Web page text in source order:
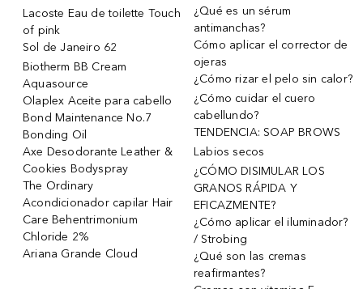
Lacoste Eau de toilette Touch
of pink
Sol de Janeiro 62
Biotherm BB Cream
Aquasource
Olaplex Aceite para cabello
Bond Maintenance No.7
Bonding Oil
Axe Desodorante Leather &
Cookies Bodyspray
The Ordinary
Acondicionador capilar Hair
Care Behentrimonium
Chloride 2%
Ariana Grande Cloud
¿Qué es un sérum
antimanchas?
Cómo aplicar el corrector de
ojeras
¿Cómo rizar el pelo sin calor?
¿Cómo cuidar el cuero
cabellundo?
TENDENCIA: SOAP BROWS
Labios secos
¿CÓMO DISIMULAR LOS
GRANOS RÁPIDA Y
EFICAZMENTE?
¿Cómo aplicar el iluminador?
/ Strobing
¿Qué son las cremas
reafirmantes?